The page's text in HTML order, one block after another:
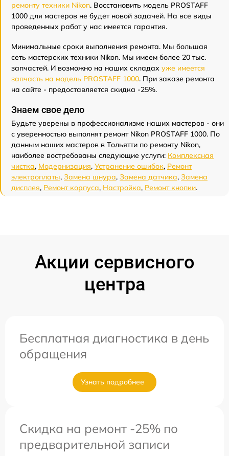
ремонту техники Nikon. Восстановить модель PROSTAFF
1000 для мастеров не будет новой задачей. На все виды
проведенных работ у нас имеется гарантия.
Минимальные сроки выполнения ремонта. Мы большая
сеть мастерских техники Nikon. Мы имеем более 20 тыс.
запчастей. И возможно на наших складах уже имеется
запчасть на модель PROSTAFF 1000. При заказе ремонта
на сайте - предоставляется скидка -25%.
Знаем свое дело
Будьте уверены в профессионализме наших мастеров - они
с уверенностью выполнят ремонт Nikon PROSTAFF 1000. По
данным наших мастеров в Тольятти по ремонту Nikon,
наиболее востребованы следующие услуги: Комплексная
чистка, Модернизация, Устранение ошибок, Ремонт
электроплаты, Замена шнура, Замена датчика, Замена
дисплея, Ремонт корпуса, Настройка, Ремонт кнопки.
Акции сервисного
центра
Бесплатная диагностика в день
обращения
Узнать подробнее
Скидка на ремонт -25% по
предварительной записи